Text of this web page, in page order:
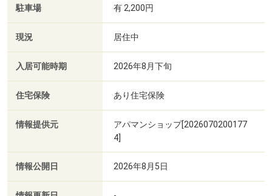
駐車場 有 2,200円
現況 居住中
入居可能時期 2026年8月下旬
住宅保険 あり住宅保険
情報提供元
アパマンショップ[2026070200177
4]
情報公開日 2026年8月5日